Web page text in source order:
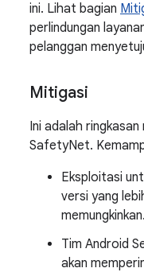
ini. Lihat bagian
perlindungan
pelanggan
Mitigasi
Ini adalah
SafetyNet.
Eksploitasi
versi yang
memungkinkan.
Tim Android
akan